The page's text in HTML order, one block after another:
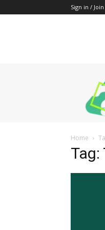
Sign in / Join
Home
Tag: